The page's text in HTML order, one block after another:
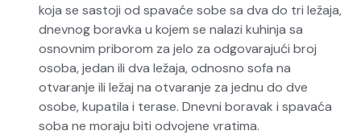
koja se sastoji od spavaće sobe sa dva do tri ležaja,
dnevnog boravka u kojem se nalazi kuhinja sa
osnovnim priborom za jelo za odgovarajući broj
osoba, jedan ili dva ležaja, odnosno sofa na
otvaranje ili ležaj na otvaranje za jednu do dve
osobe, kupatila i terase. Dnevni boravak i spavaća
soba ne moraju biti odvojene vratima.